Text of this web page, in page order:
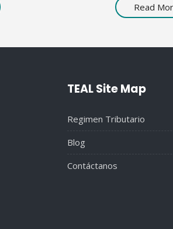
Read
TEAL Site Map
Regimen Tributario
Blog
Contáctanos